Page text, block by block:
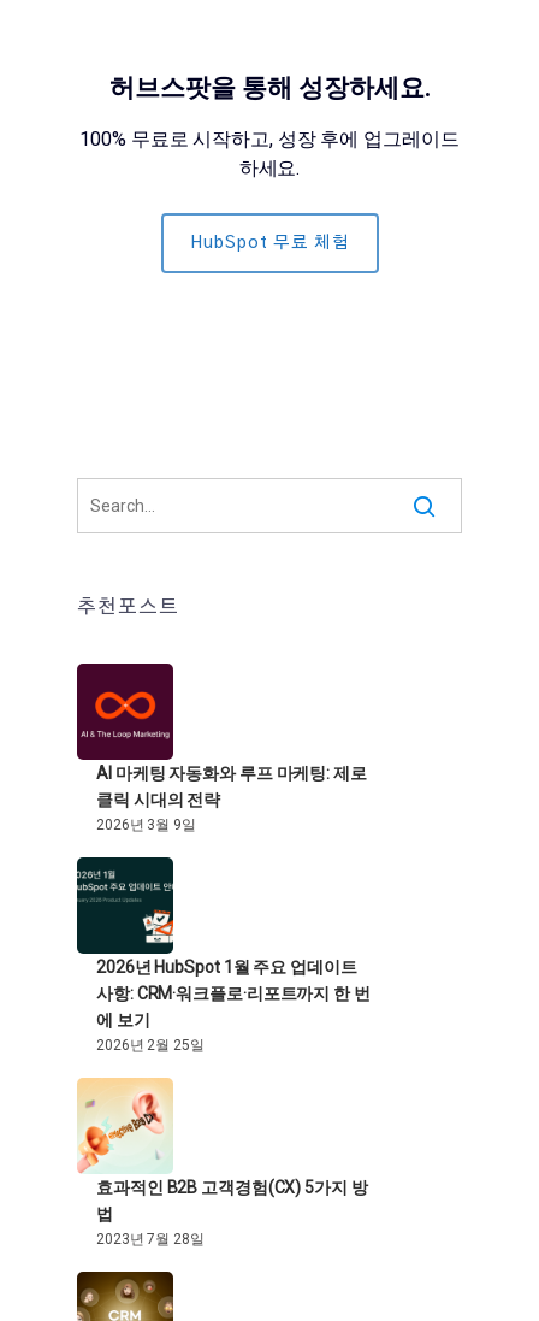
허브스팟을 통해 성장하세요.
100% 무료로 시작하고, 성장 후에 업그레이드
하세요.
HubSpot 무료 체험
추천포스트
AI 마케팅 자동화와 루프 마케팅: 제로
클릭 시대의 전략
2026년 3월 9일
2026년 HubSpot 1월 주요 업데이트
사항: CRM·워크플로·리포트까지 한 번
에 보기
2026년 2월 25일
효과적인 B2B 고객경험(CX) 5가지 방
법
2023년 7월 28일